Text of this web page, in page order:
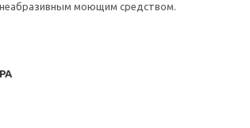
моющим средством.